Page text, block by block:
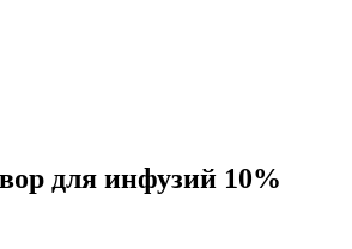
для инфузий 10%